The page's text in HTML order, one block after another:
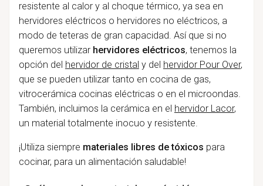
resistente al calor y al choque térmico, ya sea en
hervidores eléctricos o hervidores no eléctricos, a
modo de teteras de gran capacidad. Así que si no
queremos utilizar hervidores eléctricos, tenemos la
opción del hervidor de cristal y del hervidor Pour Over,
que se pueden utilizar tanto en cocina de gas,
vitrocerámica cocinas eléctricas o en el microondas.
También, incluimos la cerámica en el hervidor Lacor,
un material totalmente inocuo y resistente.
¡Utiliza siempre materiales libres de tóxicos para
cocinar, para un alimentación saludable!